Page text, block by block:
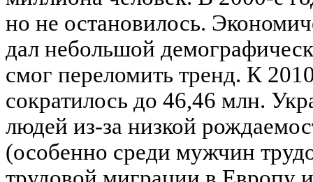
но не остановилось.
дал небольшой
смог переломить тренд. К
сократилось до 46,46 млн.
людей из-за низкой
(особенно среди мужчин